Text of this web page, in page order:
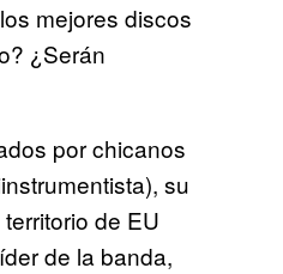
mejores discos
¿Serán
por chicanos
su
de EU
de la banda,